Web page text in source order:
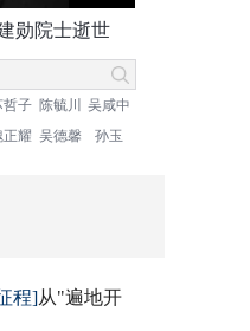
勋院士逝世
哲子 陈毓川
吴咸中
正耀 吴德馨 孙玉
程]从"遍地开